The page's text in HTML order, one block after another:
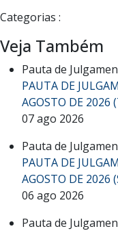
Categorias :
Veja Também
Pauta de
PAUTA DE
AGOSTO DE 2026
07 ago 2026
Pauta de
PAUTA DE
AGOSTO DE 2026
06 ago 2026
Pauta de